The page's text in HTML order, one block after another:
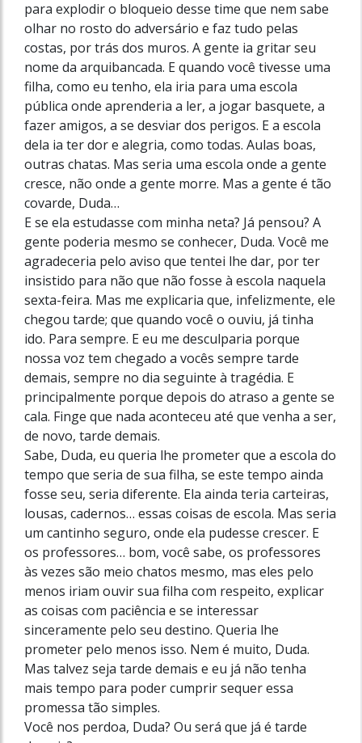
para explodir o bloqueio desse time que nem sabe
olhar no rosto do adversário e faz tudo pelas
costas, por trás dos muros. A gente ia gritar seu
nome da arquibancada. E quando você tivesse uma
filha, como eu tenho, ela iria para uma escola
pública onde aprenderia a ler, a jogar basquete, a
fazer amigos, a se desviar dos perigos. E a escola
dela ia ter dor e alegria, como todas. Aulas boas,
outras chatas. Mas seria uma escola onde a gente
cresce, não onde a gente morre. Mas a gente é tão
covarde, Duda…
E se ela estudasse com minha neta? Já pensou? A
gente poderia mesmo se conhecer, Duda. Você me
agradeceria pelo aviso que tentei lhe dar, por ter
insistido para não que não fosse à escola naquela
sexta-feira. Mas me explicaria que, infelizmente, ele
chegou tarde; que quando você o ouviu, já tinha
ido. Para sempre. E eu me desculparia porque
nossa voz tem chegado a vocês sempre tarde
demais, sempre no dia seguinte à tragédia. E
principalmente porque depois do atraso a gente se
cala. Finge que nada aconteceu até que venha a ser,
de novo, tarde demais.
Sabe, Duda, eu queria lhe prometer que a escola do
tempo que seria de sua filha, se este tempo ainda
fosse seu, seria diferente. Ela ainda teria carteiras,
lousas, cadernos… essas coisas de escola. Mas seria
um cantinho seguro, onde ela pudesse crescer. E
os professores… bom, você sabe, os professores
às vezes são meio chatos mesmo, mas eles pelo
menos iriam ouvir sua filha com respeito, explicar
as coisas com paciência e se interessar
sinceramente pelo seu destino. Queria lhe
prometer pelo menos isso. Nem é muito, Duda.
Mas talvez seja tarde demais e eu já não tenha
mais tempo para poder cumprir sequer essa
promessa tão simples.
Você nos perdoa, Duda? Ou será que já é tarde